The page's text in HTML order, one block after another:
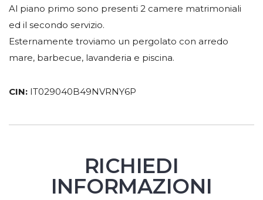
Al piano primo sono presenti 2 camere matrimoniali
ed il secondo servizio.
Esternamente troviamo un pergolato con arredo
mare, barbecue, lavanderia e piscina.
CIN: IT029040B49NVRNY6P
RICHIEDI
INFORMAZIONI